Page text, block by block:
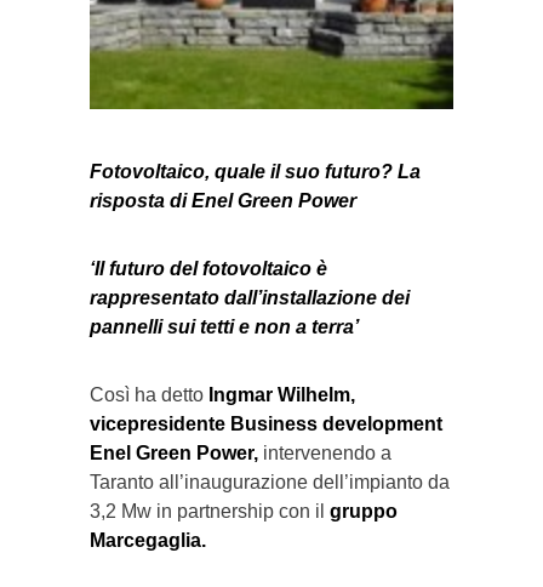
Fotovoltaico, quale il suo futuro? La
risposta di Enel Green Power
‘Il futuro del fotovoltaico è
rappresentato dall’installazione dei
pannelli sui tetti e non a terra’
Così ha detto Ingmar Wilhelm,
vicepresidente Business development
Enel Green Power, intervenendo a
Taranto all’inaugurazione dell’impianto da
3,2 Mw in partnership con il gruppo
Marcegaglia.